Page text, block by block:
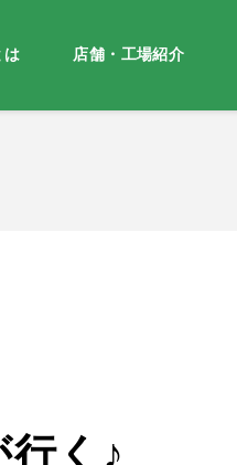
は 店舗・工場紹介
く♪